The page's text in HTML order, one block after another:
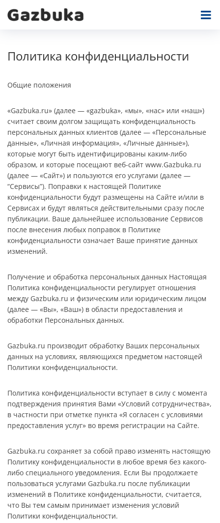
Политика конфиденциальности
Общие положения
«Gazbuka.ru» (далее — «gazbuka», «мы», «нас» или «наш»)
считает своим долгом защищать конфиденциальность
персональных данных клиентов (далее — «Персональные
данные», «Личная информация», «Личные данные»),
которые могут быть идентифицированы каким-либо
образом, и которые посещают веб-сайт www.Gazbuka.ru
(далее — «Сайт») и пользуются его услугами (далее —
“Сервисы”). Поправки к настоящей Политике
конфиденциальности будут размещены на Сайте и/или в
Сервисах и будут являться действительными сразу после
публикации. Ваше дальнейшее использование Сервисов
после внесения любых поправок в Политике
конфиденциальности означает Ваше принятие данных
изменений.
Получение и обработка персональных данных Настоящая
Политика конфиденциальности регулирует отношения
между Gazbuka.ru и физическим или юридическим лицом
(далее — «Вы», «Ваш») в области предоставления и
обработки Персональных данных.
Gazbuka.ru производит обработку Ваших персональных
данных на условиях, являющихся предметом настоящей
Политики конфиденциальности.
Политика конфиденциальности вступает в силу с момента
подтверждения принятия Вами «Условий сотрудничества»,
в частности при отметке пункта «Я согласен с условиями
предоставления услуг» во время регистрации на Сайте.
Gazbuka.ru сохраняет за собой право изменять настоящую
Политику конфиденциальности в любое время без какого-
либо специального уведомления. Если Вы продолжаете
пользоваться услугами Gazbuka.ru после публикации
изменений в Политике конфиденциальности, считается,
что Вы тем самым принимает изменения условий
Политики конфиденциальности.